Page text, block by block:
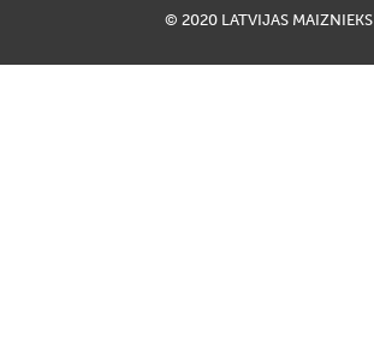
© 2020 LATVIJAS MAIZNIEKS